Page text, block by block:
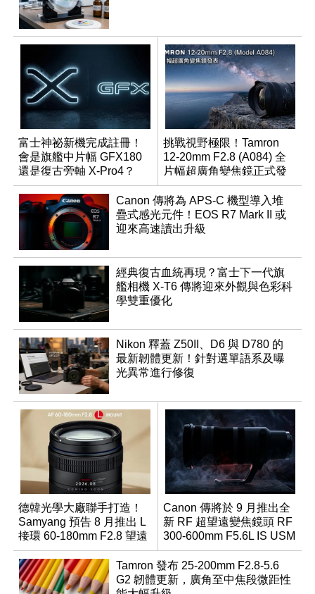
富士神祕新機完成註冊！
會是旗艦中片幅 GFX180
還是復古旁軸 X-Pro4？
挑戰視野極限！Tamron
12-20mm F2.8 (A084) 全
片幅超廣角變焦鏡正式發
表
Canon 傳將為 APS-C 機型導入堆
疊式感光元件！EOS R7 Mark II 或
迎來高速讀出升級
經典復古血統再現？富士下一代旗
艦相機 X-T6 傳將迎來外觀與色彩科
學雙重優化
Nikon 釋蓋 Z50II、D6 與 D780 的
最新韌體更新！針對選單語系及曝
光異常進行修復
德韓光學大廠聯手打造！
Samyang 預告 8 月推出 L
接環 60-180mm F2.8 望遠
變焦鏡
Canon 傳將於 9 月推出全
新 RF 超望遠變焦鏡頭 RF
300-600mm F5.6L IS USM
Tamron 發布 25-200mm F2.8-5.6
G2 韌體更新，廣角至中焦段微距性